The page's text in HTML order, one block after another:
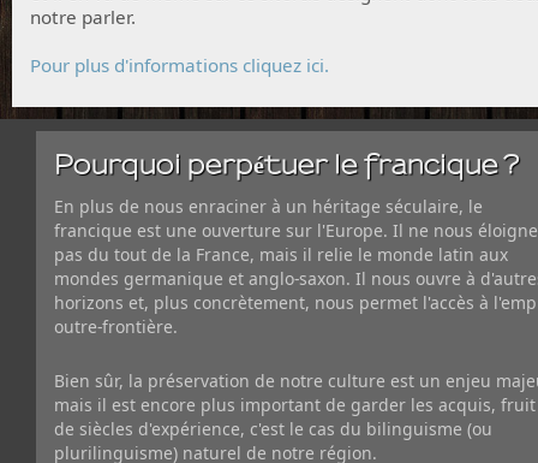
notre parler.
Pour plus d'informations cliquez ici.
Pourquoi perpétuer le francique ?
En plus de nous enraciner à un héritage séculaire, le
francique est une ouverture sur l'Europe. Il ne nous éloigne
pas du tout de la France, mais il relie le monde latin aux
mondes germanique et anglo-saxon. Il nous ouvre à
horizons et, plus concrètement, nous permet l'accès à
outre-frontière.
Bien sûr, la préservation de notre culture est un enjeu
mais il est encore plus important de garder les acquis, fruit
de siècles d'expérience, c'est le cas du bilinguisme (ou
plurilinguisme) naturel de notre région.